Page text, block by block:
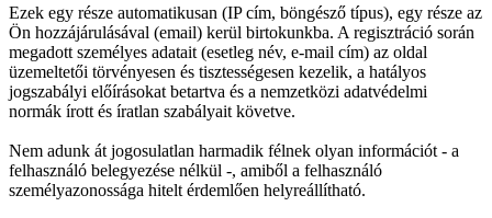
Ezek egy része automatikusan (IP cím, böngésző típus), egy része az
Ön hozzájárulásával (email) kerül birtokunkba. A regisztráció során
megadott személyes adatait (esetleg név, e-mail cím) az oldal
üzemeltetői törvényesen és tisztességesen kezelik, a hatályos
jogszabályi előírásokat betartva és a nemzetközi adatvédelmi
normák írott és íratlan szabályait követve.
Nem adunk át jogosulatlan harmadik félnek olyan információt - a
felhasználó belegyezése nélkül -, amiből a felhasználó
személyazonossága hitelt érdemlően helyreállítható.